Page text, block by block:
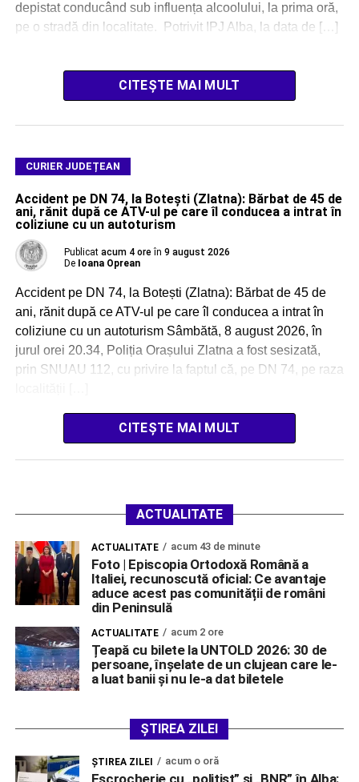
depistat conducând sub influența alcoolului, la prima oră,
pe o stradă din localitate. Potrivit IPJ Alba, la data de […]
CITEȘTE MAI MULT
CURIER JUDEȚEAN
Accident pe DN 74, la Botești (Zlatna): Bărbat de 45 de
ani, rănit după ce ATV-ul pe care îl conducea a intrat în
coliziune cu un autoturism
Publicat acum 4 ore în 9 august 2026
De Ioana Oprean
Accident pe DN 74, la Botești (Zlatna): Bărbat de 45 de
ani, rănit după ce ATV-ul pe care îl conducea a intrat în
coliziune cu un autoturism Sâmbătă, 8 august 2026, în
jurul orei 20.34, Poliția Orașului Zlatna a fost sesizată,
prin SNUAU 112, cu privire la faptul că, pe DN 74, pe raza
CITEȘTE MAI MULT
ACTUALITATE
ACTUALITATE acum 43 de minute
Foto | Episcopia Ortodoxă Română a
Italiei, recunoscută oficial: Ce avantaje
aduce acest pas comunității de români
din Peninsulă
ACTUALITATE acum 2 ore
Țeapă cu bilete la UNTOLD 2026: 30 de
persoane, înșelate de un clujean care le-
a luat banii și nu le-a dat biletele
ȘTIREA ZILEI
ŞTIREA ZILEI acum o oră